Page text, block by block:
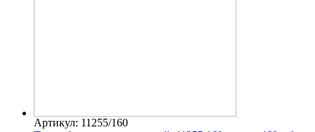
Артикул: 11255/160